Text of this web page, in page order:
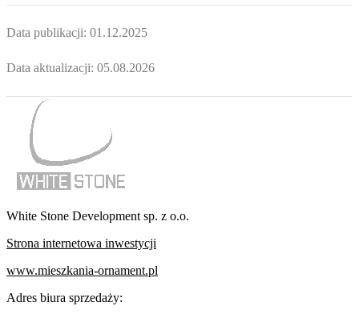
Data publikacji: 01.12.2025
Data aktualizacji: 05.08.2026
White Stone Development sp. z o.o.
Strona internetowa inwestycji
www.mieszkania-ornament.pl
Adres biura sprzedaży: